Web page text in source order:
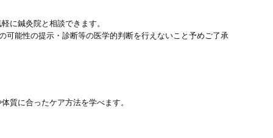
に鍼灸院と相談できます。
能性の提示・診断等の医学的判断を行えないこと予めご了承
質に合ったケア方法を学べます。